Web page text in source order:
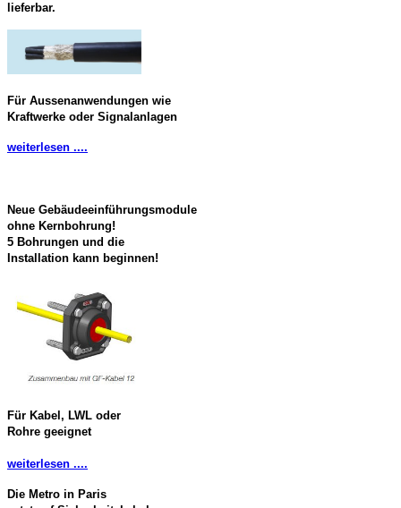
lieferbar.
Für Aussenanwendungen wie
Kraftwerke oder Signalanlagen
weiterlesen ....
Neue Gebäudeeinführungsmodule
ohne Kernbohrung!
5 Bohrungen und die
Installation kann beginnen!
Für Kabel, LWL oder
Rohre geeignet
weiterlesen ....
Die Metro in Paris